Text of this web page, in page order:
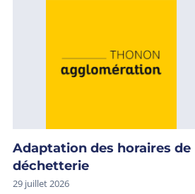
Adaptation des horaires de
déchetterie
29 juillet 2026